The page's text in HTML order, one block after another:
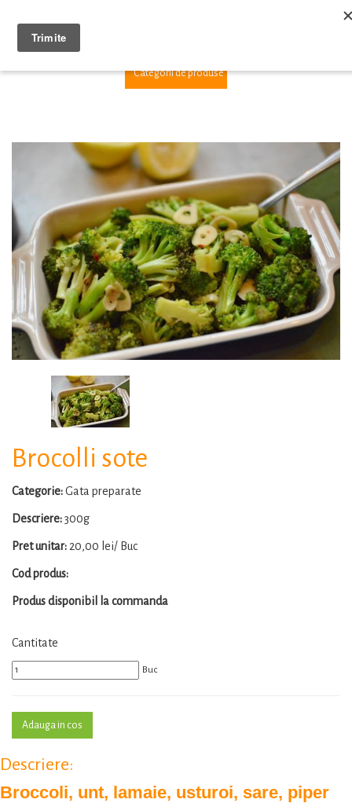
Categorii de produse
Brocolli sote
Categorie:Gata preparate
Descriere:300g
Pret unitar: 20,00 lei/ Buc
Cod produs:
Produs disponibil la commanda
Cantitate
Buc
Descriere:
Broccoli, unt, lamaie, usturoi, sare, piper